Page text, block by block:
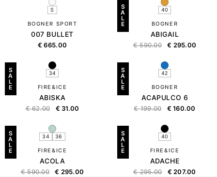
S
BOGNER SPORT
007 BULLET
€ 665.00
S
A
L
E
40
BOGNER
ABIGAIL
€590.00 € 295.00
S
A
L
E
34
FIRE&ICE
ABISKA
€62.00 € 31.00
S
A
L
E
42
BOGNER
ACAPULCO 6
€199.00 € 160.00
S
A
L
E
34 36
FIRE&ICE
ACOLA
€590.00 € 295.00
S
A
L
E
40
FIRE&ICE
ADACHE
€295.00 € 207.00